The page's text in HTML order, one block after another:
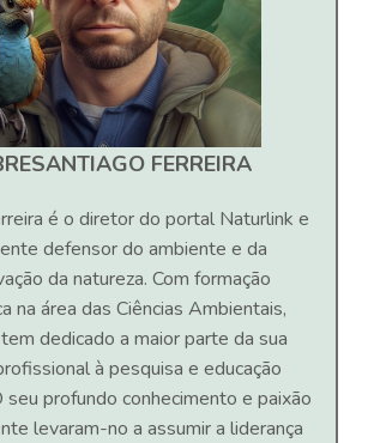
SANTIAGO FERREIRA
é o diretor do portal Naturlink e
defensor do ambiente e da
da natureza. Com formação
na área das Ciências Ambientais,
dedicado a maior parte da sua
à pesquisa e educação
seu profundo conhecimento e paixão
levaram-no a assumir a liderança